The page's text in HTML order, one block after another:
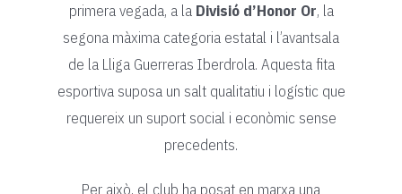
primera vegada, a la Divisió d’Honor Or, la
segona màxima categoria estatal i l’avantsala
de la Lliga Guerreras Iberdrola. Aquesta fita
esportiva suposa un salt qualitatiu i logístic que
requereix un suport social i econòmic sense
precedents.
Per això, el club ha posat en marxa una